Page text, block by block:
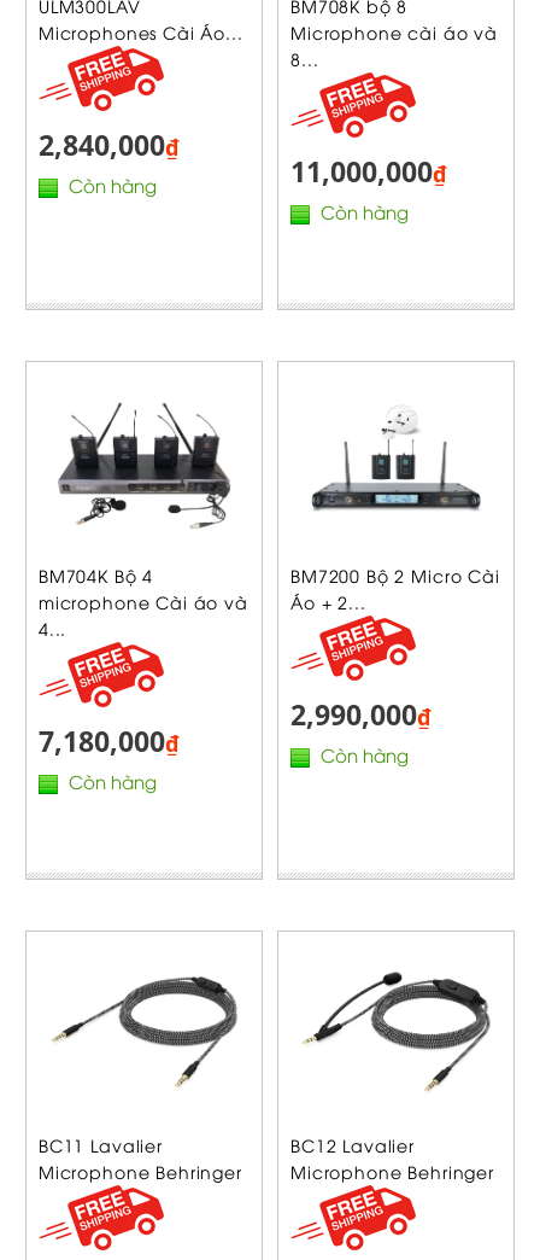
ULM300LAV
Microphones Cài Áo...
2,840,000₫
Còn hàng
BM708K bộ 8
Microphone cài áo và
8...
11,000,000₫
Còn hàng
BM704K Bộ 4
microphone Cài áo và
4...
7,180,000₫
Còn hàng
BM7200 Bộ 2 Micro Cài
Áo + 2...
2,990,000₫
Còn hàng
BC11 Lavalier
Microphone Behringer
BC12 Lavalier
Microphone Behringer